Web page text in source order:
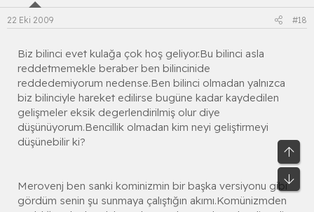
22 Eki 2009 #18
Biz bilinci evet kulağa çok hoş geliyor.Bu bilinci asla
reddetmemekle beraber ben bilincinide
reddedemiyorum nedense.Ben bilinci olmadan yalnızca
biz bilinciyle hareket edilirse bugüne kadar kaydedilen
gelişmeler eksik degerlendirilmiş olur diye
düşünüyorum.Bencillik olmadan kim neyi geliştirmeyi
düşünebilir ki?
Merovenj ben sanki kominizmin bir başka versiyonu gibi
gördüm senin şu sunmaya çalıştığın akımı.Komünizmden
Üst
Alt